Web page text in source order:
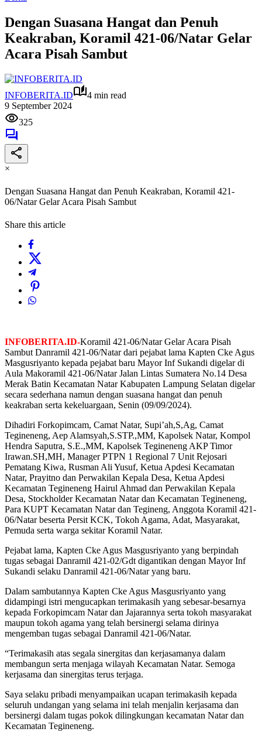
Dengan Suasana Hangat dan Penuh
Keakraban, Koramil 421-06/Natar Gelar
Acara Pisah Sambut
INFOBERITA.ID
4 min read
9 September 2024
325
×
Dengan Suasana Hangat dan Penuh Keakraban, Koramil 421-
06/Natar Gelar Acara Pisah Sambut
Share this article
INFOBERITA.ID-Koramil 421-06/Natar Gelar Acara Pisah
Sambut Danramil 421-06/Natar dari pejabat lama Kapten Cke Agus
Masgusriyanto kepada pejabat baru Mayor Inf Sukandi digelar di
Aula Makoramil 421-06/Natar Jalan Lintas Sumatera No.14 Desa
Merak Batin Kecamatan Natar Kabupaten Lampung Selatan digelar
secara sederhana namun dengan suasana hangat dan penuh
keakraban serta kekeluargaan, Senin (09/09/2024).
Dihadiri Forkopimcam, Camat Natar, Supi’ah,S,Ag, Camat
Tegineneng, Aep Alamsyah,S.STP.,MM, Kapolsek Natar, Kompol
Hendra Saputra, S.E.,MM, Kapolsek Tegineneng AKP Timor
Irawan.SH,MH, Manager PTPN 1 Regional 7 Unit Rejosari
Pematang Kiwa, Rusman Ali Yusuf, Ketua Apdesi Kecamatan
Natar, Prayitno dan Perwakilan Kepala Desa, Ketua Apdesi
Kecamatan Tegineneng Hairul Ahmad dan Perwakilan Kepala
Desa, Stockholder Kecamatan Natar dan Kecamatan Tegineneng,
Para KUPT Kecamatan Natar dan Tegineng, Anggota Koramil 421-
06/Natar beserta Persit KCK, Tokoh Agama, Adat, Masyarakat,
Pemuda serta warga sekitar Koramil Natar.
Pejabat lama, Kapten Cke Agus Masgusriyanto yang berpindah
tugas sebagai Danramil 421-02/Gdt digantikan dengan Mayor Inf
Sukandi selaku Danramil 421-06/Natar yang baru.
Dalam sambutannya Kapten Cke Agus Masgusriyanto yang
didampingi istri mengucapkan terimakasih yang sebesar-besarnya
kepada Forkopimcam Natar dan Jajarannya serta tokoh masyarakat
maupun tokoh agama yang telah bersinergi selama dirinya
mengemban tugas sebagai Danramil 421-06/Natar.
“Terimakasih atas segala sinergitas dan kerjasamanya dalam
membangun serta menjaga wilayah Kecamatan Natar. Semoga
kerjasama dan sinergitas terus terjaga.
Saya selaku pribadi menyampaikan ucapan terimakasih kepada
seluruh undangan yang selama ini telah menjalin kerjasama dan
bersinergi dalam tugas pokok dilingkungan kecamatan Natar dan
Kecamatan Tegineneng.